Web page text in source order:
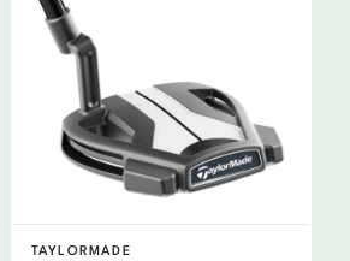
TAYLORMADE